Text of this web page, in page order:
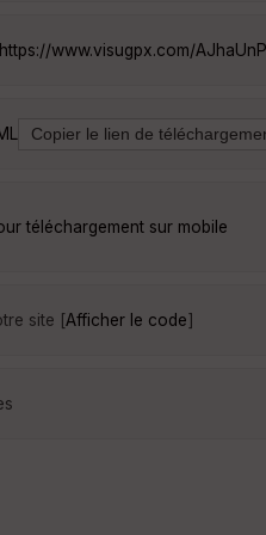
https://www.visugpx.com/
téléchargement sur mobile
site [Afficher le code]